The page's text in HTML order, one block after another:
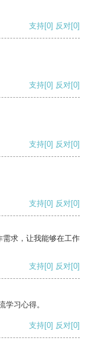
支持[0] 反对[0]
支持[0] 反对[0]
支持[0] 反对[0]
支持[0] 反对[0]
求，让我能够在工作
支持[0] 反对[0]
学习心得。
支持[0] 反对[0]